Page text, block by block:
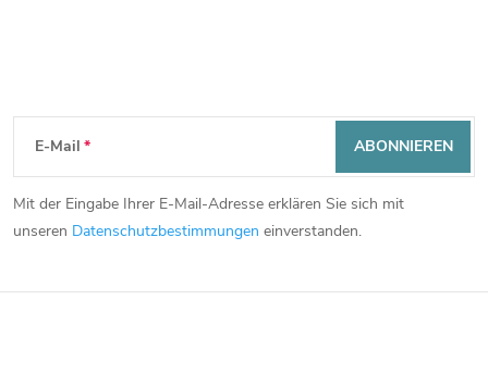
F
u
ß
z
E-Mail
Mit der Eingabe Ihrer E-Mail-Adresse erklären Sie sich mit
unseren Datenschutzbestimmungen einverstanden.
ABONNIEREN